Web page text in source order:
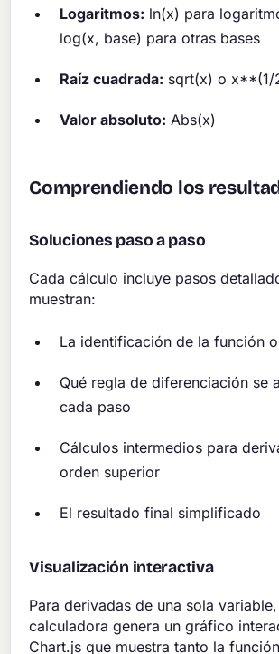
Logaritmos: ln(x) para
log(x, base) para otras bases
Raíz cuadrada: sqrt(x) o x**(1/
Valor absoluto: Abs(x)
Comprendiendo los
Soluciones paso a paso
Cada cálculo incluye pasos
muestran:
La identificación de la función
Qué regla de diferenciación se
cada paso
Cálculos intermedios para
orden superior
El resultado final simplificado
Visualización interactiva
Para derivadas de una sola
calculadora genera un gráfico
Chart.js que muestra tanto la